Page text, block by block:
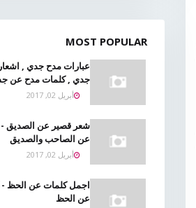
MOST POPULAR
عبارات مدح جدي ,
جدي , كلمات مدح عن
أبريل 02, 2017
شعر قصير عن الصديق -
عن الصاحب والصديق
أبريل 02, 2017
اجمل كلمات عن الحظ -
عن الحظ